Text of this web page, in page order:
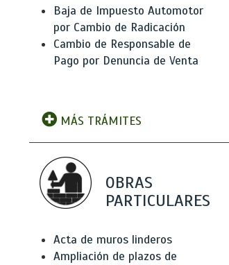
Baja de Impuesto Automotor
por Cambio de Radicación
Cambio de Responsable de
Pago por Denuncia de Venta
MÁS TRÁMITES
OBRAS
PARTICULARES
Acta de muros linderos
Ampliación de plazos de